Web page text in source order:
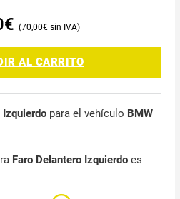
€ 70,00€
AL CARRITO
Izquierdopara el vehículo BMW
Faro Delantero Izquierdoes